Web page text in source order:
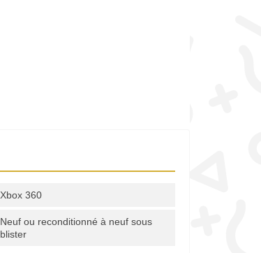
Xbox 360
Neuf ou reconditionné à neuf sous
blister